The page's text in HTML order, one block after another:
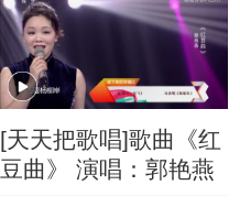
[天天把歌唱]歌曲《红
豆曲》 演唱：郭艳燕